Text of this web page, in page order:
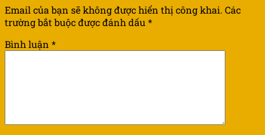
Email của bạn sẽ không được hiển thị công khai. Các
trường bắt buộc được đánh dấu *
Bình luận *